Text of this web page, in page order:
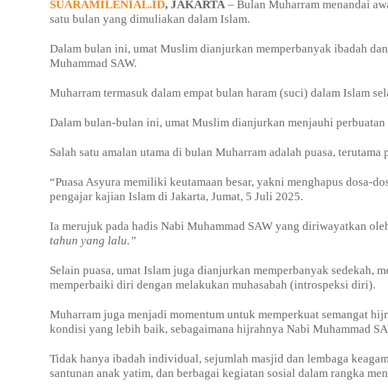
SUARAMILENIAL.ID, JAKARTA – Bulan Muharram menandai
satu bulan yang dimuliakan dalam Islam.
Dalam bulan ini, umat Muslim dianjurkan memperbanyak ibadah
Muhammad SAW.
Muharram termasuk dalam empat bulan haram (suci) dalam Islam
Dalam bulan-bulan ini, umat Muslim dianjurkan menjauhi
Salah satu amalan utama di bulan Muharram adalah puasa,
“Puasa Asyura memiliki keutamaan besar, yakni menghapus dosa-
pengajar kajian Islam di Jakarta, Jumat, 5 Juli 2025.
Ia merujuk pada hadis Nabi Muhammad SAW yang diriwayatkan
tahun yang lalu.”
Selain puasa, umat Islam juga dianjurkan memperbanyak sedekah,
memperbaiki diri dengan melakukan muhasabah (introspeksi diri).
Muharram juga menjadi momentum untuk memperkuat semangat
kondisi yang lebih baik, sebagaimana hijrahnya Nabi Muhammad
Tidak hanya ibadah individual, sejumlah masjid dan lembaga
santunan anak yatim, dan berbagai kegiatan sosial dalam rangka